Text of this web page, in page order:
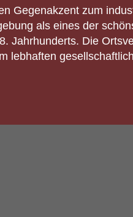
Gegenakzent zum
als eines der
Jahrhunderts. Die
lebhaften